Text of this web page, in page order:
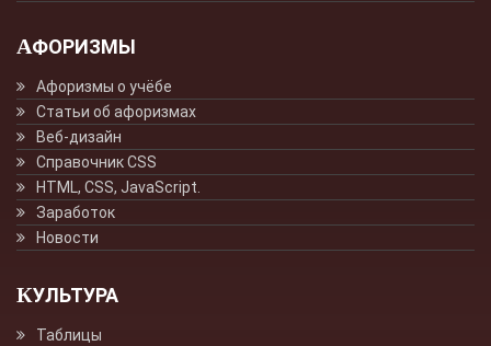
АФОРИЗМЫ
Афоризмы о учёбе
Статьи об афоризмах
Веб-дизайн
Справочник CSS
HTML, CSS, JavaScript.
Заработок
Новости
КУЛЬТУРА
Таблицы